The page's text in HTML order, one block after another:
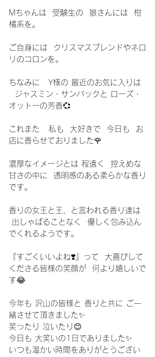
Mちゃんは  受験生の  娘さんには  柑
橘系を。
ご自身には  クリスマスブレンドやネロ
リのコロンを。
ちなみに   Y様の 最近のお気に入りは
ジャスミン・サンバックと ローズ・
オットーの芳香💞
これまた   私も  大好きで  今日も  お
店に香らせておりました🌹
濃厚なイメージとは 程遠く  控えめな
甘さの中に  透明感のある柔らかな香り
です。
香りの女王と王、と言われる香り達は
出しゃばることなく  優しく包み込ん
でくれるようです。
『すごくいいよね❣️』って  大喜びして
くださる皆様の笑顔が  何より嬉しいで
す😂
今年も 沢山の皆様と 香りと共に ご一
緒させて頂きました✨
笑ったり 泣いたり😊
今日も 大笑いの1日でありました✨
いつも温かい時間をありがとうござい